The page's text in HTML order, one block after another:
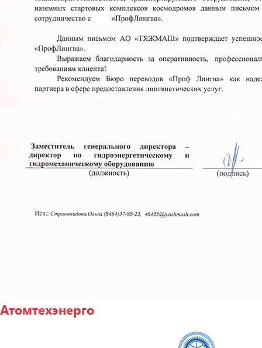
Атомтехэнерго